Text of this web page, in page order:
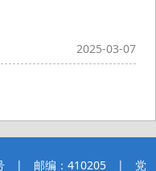
2025-03-07
号 | 邮编：410205 | 党